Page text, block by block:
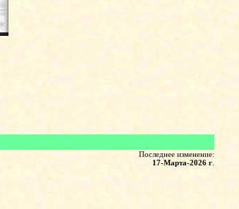
Последнее изменение:
17-Марта-2026 г